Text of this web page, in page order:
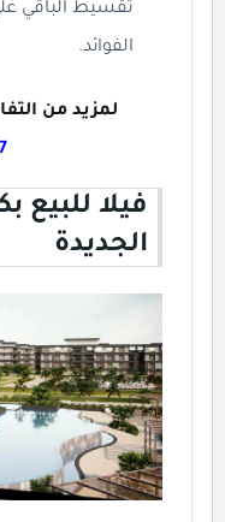
الفوائد.
لمزيد من
فيلا للبيع
الجديدة